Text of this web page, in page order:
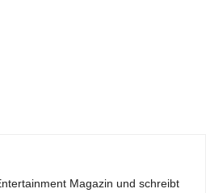
Magazin und schreibt